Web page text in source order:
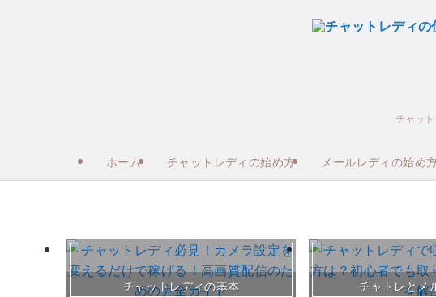
チャッ
ホーム チャットレディの始め方 メールレディの始め
チャットレディの基本 チャトレとメ